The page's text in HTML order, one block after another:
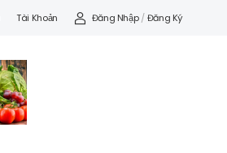
Tài Khoản Đăng Nhập / Đăng Ký